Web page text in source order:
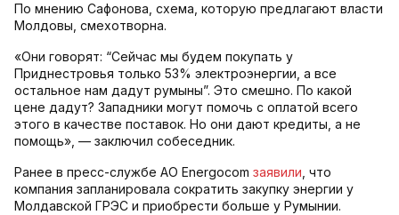
По мнению Сафонова, схема, которую предлагают власти
Молдовы, смехотворна.
«Они говорят: “Сейчас мы будем покупать у
Приднестровья только 53% электроэнергии, а все
остальное нам дадут румыны”. Это смешно. По какой
цене дадут? Западники могут помочь с оплатой всего
этого в качестве поставок. Но они дают кредиты, а не
помощь», — заключил собеседник.
Ранее в пресс-службе АО Energocom заявили , что
компания запланировала сократить закупку энергии у
Молдавской ГРЭС и приобрести больше у Румынии.